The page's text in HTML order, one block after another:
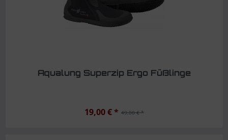
Aqualung Superzip Ergo Füßlinge
49,00 € *
19,00 € *